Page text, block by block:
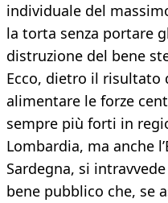
individuale del
la torta senza portare
distruzione del bene
Ecco, dietro il risultato
alimentare le forze
sempre più forti in
Lombardia, ma anche
Sardegna, si
bene pubblico che, se